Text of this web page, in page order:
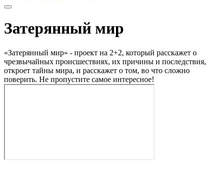
Затерянный мир
«Затерянный мир» - проект на 2+2, который расскажет о
чрезвычайных происшествиях, их причины и последствия,
откроет тайны мира, и расскажет о том, во что сложно
поверить. Не пропустите самое интересное!